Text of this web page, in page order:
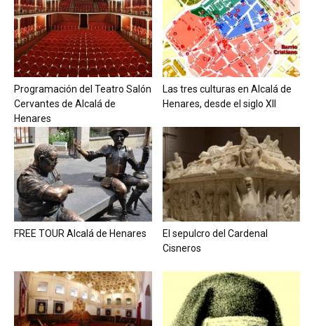
Programación del Teatro Salón
Cervantes de Alcalá de
Henares
Las tres culturas en Alcalá de
Henares, desde el siglo XII
FREE TOUR Alcalá de Henares
El sepulcro del Cardenal
Cisneros